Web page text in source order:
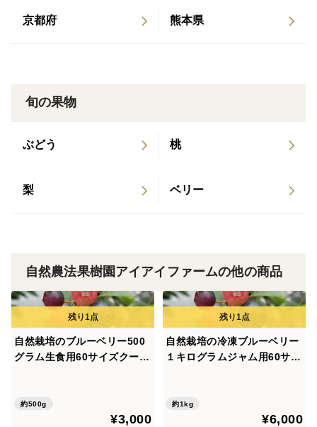
京都府
熊本県
旬の果物
ぶどう 桃
梨 ベリー
自然農法果樹園アイアイファームの他の商品
自然栽培のブルーベリー500
グラム生食用60サイズクール
約500g
¥3,000
自然栽培の冷凍ブルーベリー
１キログラムジャム用60サイ
約1kg
¥6,000